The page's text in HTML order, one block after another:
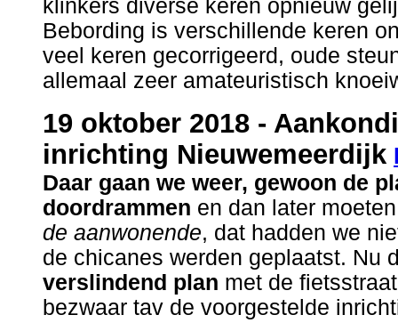
klinkers diverse keren opnieuw
Bebording is verschillende keren
veel keren gecorrigeerd, oude
allemaal zeer amateuristisch
19 oktober 2018 -
inrichting Nieuwemeerdijk
Daar gaan we weer, gewoon de
doordrammen en dan later
de aanwonende, dat hadden we
de chicanes werden geplaatst. Nu
verslindend plan met de
bezwaar tav de voorgestelde